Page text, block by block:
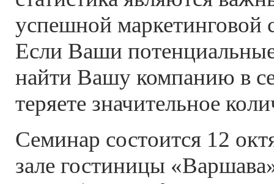
успешной маркетинговой
Если Ваши
найти Вашу компанию в
теряете значительное
Семинар состоится 12
зале гостиницы